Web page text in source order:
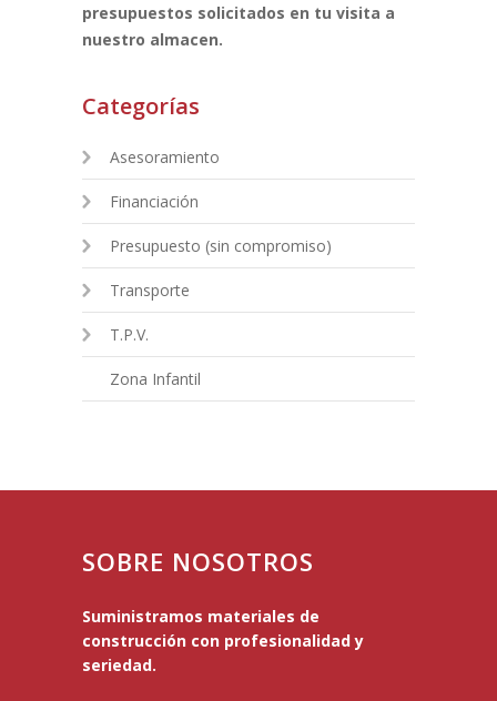
presupuestos solicitados en tu visita a
nuestro almacen.
Categorías
Asesoramiento
Financiación
Presupuesto (sin compromiso)
Transporte
T.P.V.
Zona Infantil
SOBRE NOSOTROS
Suministramos materiales de
construcción con profesionalidad y
seriedad.